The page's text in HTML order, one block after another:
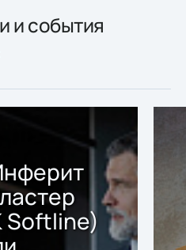
и события
Softline)